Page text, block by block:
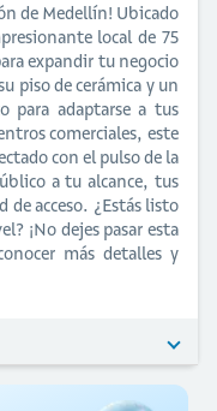
de Medellín! Ubicado
local de 75
expandir tu negocio
piso de cerámica y un
para adaptarse a tus
comerciales, este
con el pulso de la
a tu alcance, tus
acceso. ¿Estás listo
¡No dejes pasar esta
más detalles y